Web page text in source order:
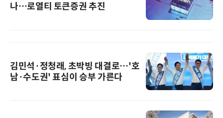
나…로열티 토큰증권 추진
김민석·정청래, 초박빙 대결로…'호
남·수도권' 표심이 승부 가른다